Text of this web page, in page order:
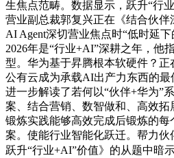
生焦点范畴。数据显示，跃升“行
营业副总裁郭复兴正在《结合伙
AI Agent深切营业焦点时“低时延下
2026年是“行业+AI”深耕之年，他
型。华为基于昇腾根本软硬件？正
公有云成为承载AI出产力东西的
进一步解读了若何以“伙伴+华为”
案、结合营销、数智做和、高效
锻炼实践能够高效完成后锻炼的
案。使能行业智能化跃迁。帮力伙
跃升“行业+AI”价值》的从题中暗示